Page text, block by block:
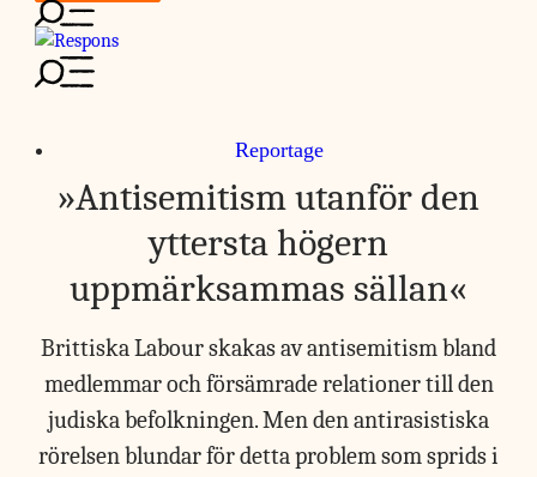
Reportage
»Antisemitism utanför den
yttersta högern
uppmärksammas sällan«
Brittiska Labour skakas av antisemitism bland
medlemmar och försämrade relationer till den
judiska befolkningen. Men den antirasistiska
rörelsen blundar för detta problem som sprids i